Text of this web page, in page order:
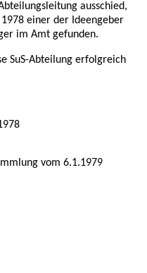
ausschied,
einer der Ideengeber
im Amt gefunden.
SuS-Abteilung erfolgreich
vom 6.1.1979